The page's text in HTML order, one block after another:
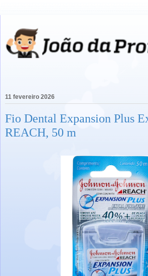
11 fevereiro 2026
Fio Dental Expansion Plus
REACH, 50 m